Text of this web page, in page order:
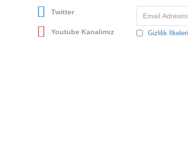
Twitter
Youtube Kanalımız Gizlilik İlkeleri